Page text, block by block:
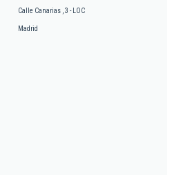
Calle Canarias , 3 - LOC
Madrid